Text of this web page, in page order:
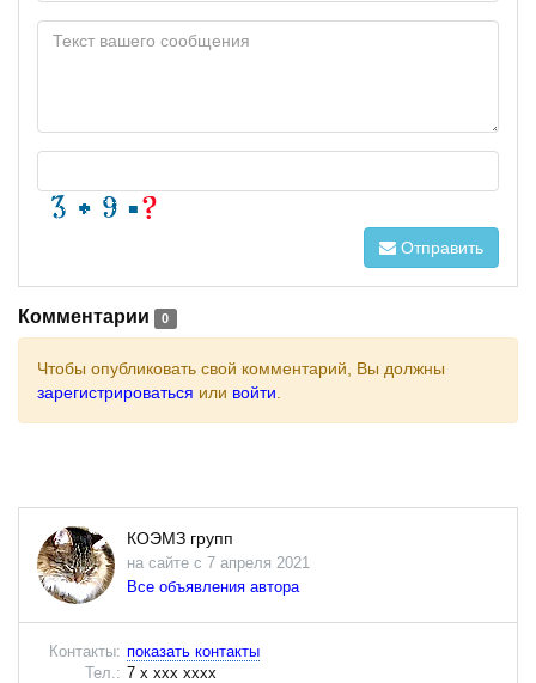
Отправить
Комментарии 0
Чтобы опубликовать свой комментарий, Вы должны
зарегистрироваться или войти
КОЭМЗ групп
на сайте с 7 апреля 2021
Все объявления автора
Контакты: показать контакты
Тел.: 7 x xxx xxxx